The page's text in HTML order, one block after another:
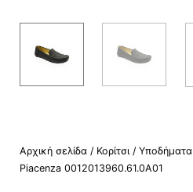
Αρχική σελίδα / Κορίτσι / Υποδήματα
Piacenza 0012013960.61.0A01